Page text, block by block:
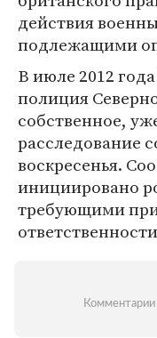
действия
подлежащими
В июле 2012
полиция
собственное,
расследование
воскресенья.
инициировано
требующими
Комментарии